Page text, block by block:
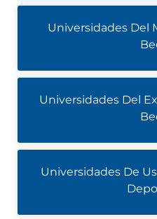
Universidades Del
Universidades Del
Universidades De